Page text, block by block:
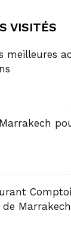
VISITÉS
meilleures
Marrakech